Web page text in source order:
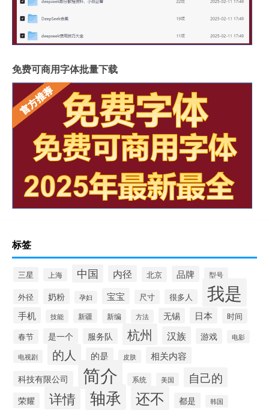
免费可商用字体批量下载
标签
三星 上海 中国 内径 北京 品牌 型号
外径 奶粉 孕妇 宝宝 尺寸 很多人 我是
手机 技能 新疆 新编 方法 无锡 日本 时间
春节 是一个 服务队 杭州 汉族 游戏 电影
电视剧 的人 的是 皮肤 相关内容
科技有限公司 简介 系统 美国 自己的
荣耀 详情 轴承 还不 都是 韩国